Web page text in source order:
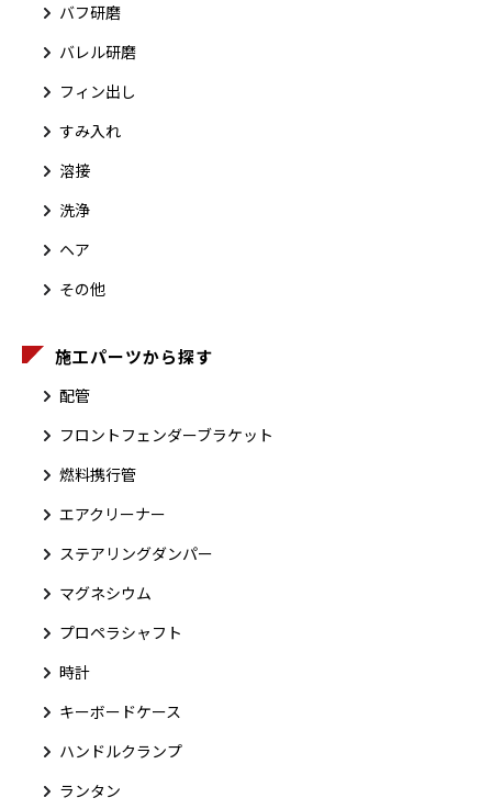
バフ研磨
バレル研磨
フィン出し
すみ入れ
溶接
洗浄
ヘア
その他
施工パーツから探す
配管
フロントフェンダーブラケット
燃料携行管
エアクリーナー
ステアリングダンパー
マグネシウム
プロペラシャフト
時計
キーボードケース
ハンドルクランプ
ランタン